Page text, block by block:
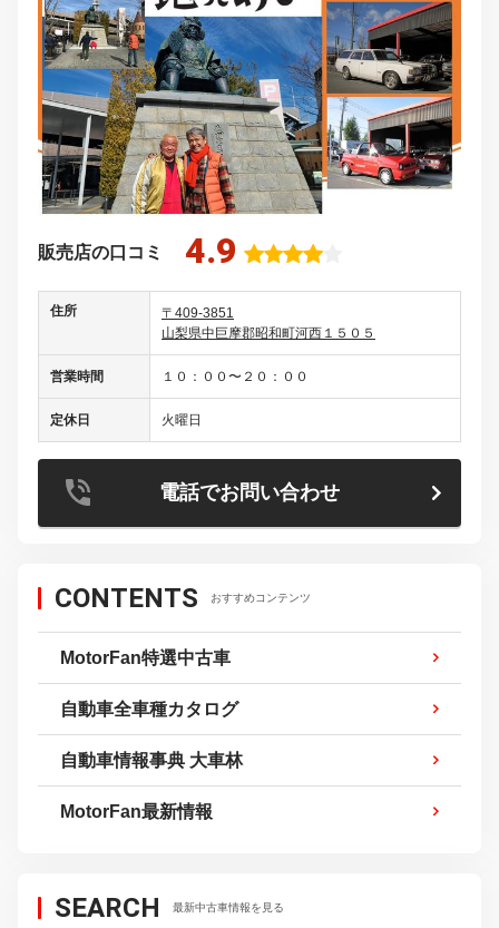
販売店の口コミ 4.9
住所
〒409-3851
山梨県中巨摩郡昭和町河西１５０５
営業時間 １０：００〜２０：００
定休日 火曜日
電話でお問い合わせ
CONTENTS おすすめコンテンツ
MotorFan特選中古車
自動車全車種カタログ
自動車情報事典 大車林
MotorFan最新情報
SEARCH 最新中古車情報を見る